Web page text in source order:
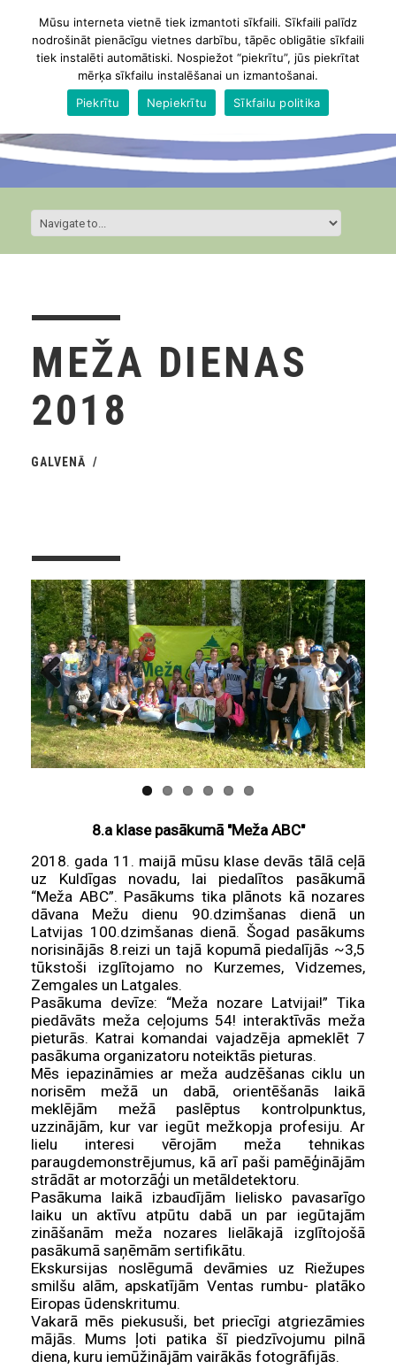
MEŽA DIENAS
2018
GALVENĀ
Previous Next
8.a klase pasākumā "Meža ABC"
2018. gada 11. maijā mūsu klase devās tālā ceļā
uz Kuldīgas novadu, lai piedalītos pasākumā
“Meža ABC”. Pasākums tika plānots kā nozares
dāvana Mežu dienu 90.dzimšanas dienā un
Latvijas 100.dzimšanas dienā. Šogad pasākums
norisinājās 8.reizi un tajā kopumā piedalījās ~3,5
tūkstoši izglītojamo no Kurzemes, Vidzemes,
Zemgales un Latgales.
Pasākuma devīze: “Meža nozare Latvijai!” Tika
piedāvāts meža ceļojums 54! interaktīvās meža
pieturās. Katrai komandai vajadzēja apmeklēt 7
pasākuma organizatoru noteiktās pieturas.
Mēs iepazināmies ar meža audzēšanas ciklu un
norisēm mežā un dabā, orientēšanās laikā
meklējām mežā paslēptus kontrolpunktus,
uzzinājām, kur var iegūt mežkopja profesiju. Ar
lielu interesi vērojām meža tehnikas
paraugdemonstrējumus, kā arī paši pamēģinājām
strādāt ar motorzāģi un metāldetektoru.
Pasākuma laikā izbaudījām lielisko pavasarīgo
laiku un aktīvu atpūtu dabā un par iegūtajām
zināšanām meža nozares lielākajā izglītojošā
pasākumā saņēmām sertifikātu.
Ekskursijas noslēgumā devāmies uz Riežupes
smilšu alām, apskatījām Ventas rumbu- platāko
Eiropas ūdenskritumu.
Vakarā mēs piekusuši, bet priecīgi atgriezāmies
mājās. Mums ļoti patika šī piedzīvojumu pilnā
diena, kuru iemūžinājām vairākās fotogrāfijās.
Mūsu interneta vietnē tiek izmantoti sīkfaili. Sīkfaili palīdz
nodrošināt pienācīgu vietnes darbību, tāpēc obligātie sīkfaili
tiek instalēti automātiski. Nospiežot “piekrītu”, jūs piekrītat
mērķa sīkfailu instalēšanai un izmantošanai.
Piekrītu
Nepiekrītu Sīkfailu politika